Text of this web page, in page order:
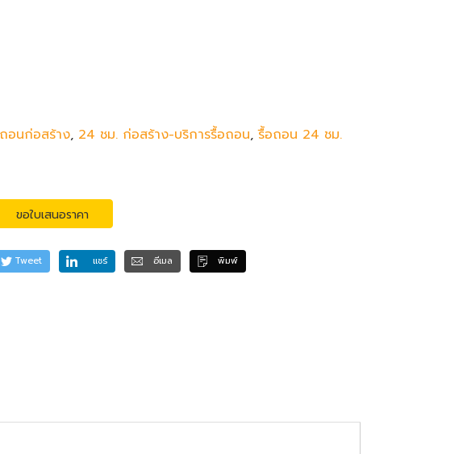
อนก่อสร้าง, 24 ชม. ก่อสร้าง-บริการรื้อถอน,รื้อถอน 24 ชม.
ขอใบเสนอราคา
Tweet แชร์ อีเมล พิมพ์